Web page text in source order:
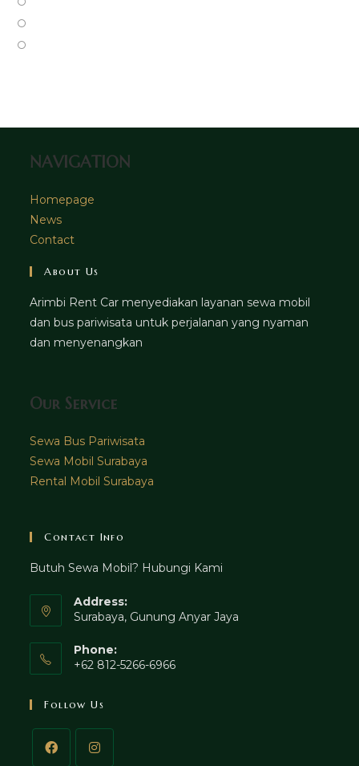
tab
NAVIGATION
Homepage
News
Contact
About Us
Arimbi Rent Car menyediakan layanan sewa mobil
dan bus pariwisata untuk perjalanan yang nyaman
dan menyenangkan
Our Service
Sewa Bus Pariwisata
Sewa Mobil Surabaya
Rental Mobil Surabaya
Contact Info
Butuh Sewa Mobil? Hubungi Kami
Address:
Surabaya, Gunung Anyar Jaya
Phone:
+62 812-5266-6966
Follow Us